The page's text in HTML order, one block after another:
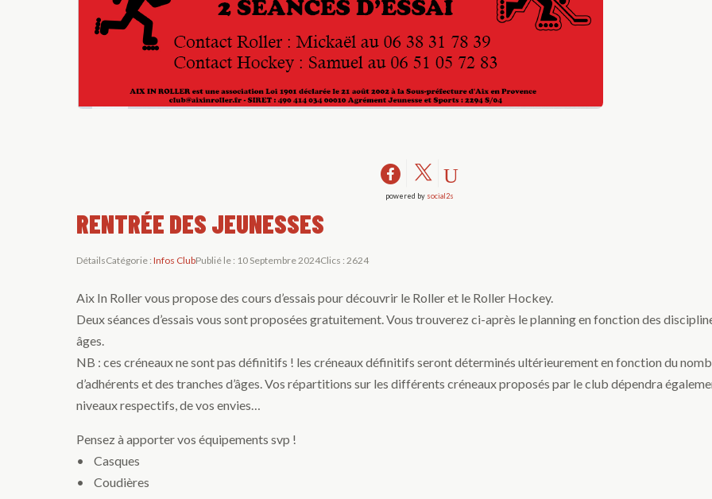
powered by social2s
RENTRÉE DES JEUNESSES
DétailsCatégorie : Infos ClubPublié le : 10 Septembre 2024Clics : 2624
Aix In Roller vous propose des cours d’essais pour découvrir le Roller et le Roller Hockey.
Deux séances d’essais vous sont proposées gratuitement. Vous trouverez ci-après le planning en fonction des
âges.
NB : ces créneaux ne sont pas définitifs ! les créneaux définitifs seront déterminés ultérieurement en fonction du
d’adhérents et des tranches d’âges. Vos répartitions sur les différents créneaux proposés par le club dépendra
niveaux respectifs, de vos envies…
Pensez à apporter vos équipements svp !
• Casques
• Coudières